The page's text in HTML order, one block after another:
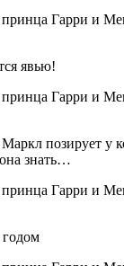
явью!
позирует у
знать…